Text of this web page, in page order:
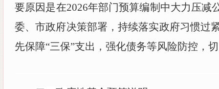
要原因是在2026年部门预算编制中大力压减
委、市政府决策部署，持续落实政府习惯过
先保障“三保”支出，强化债务等风险防控